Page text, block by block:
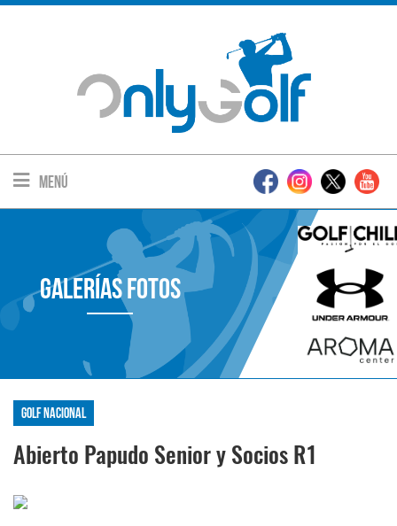
Menú
Galerías Fotos
Golf Nacional
Abierto Papudo Senior y Socios R1